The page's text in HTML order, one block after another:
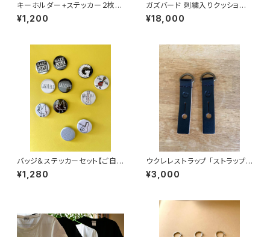
キーホルダー+ステッカー２枚セ
ット
¥1,200
ガズバード 刺繍入りクッション
（１点アイテム）
¥18,000
バッジ＆ステッカーセット【ご自
分で選ぶ２個セット】
¥1,280
ウクレレストラップ 「ストラップピ
ン対応」ジョイントレザーセット
¥3,000